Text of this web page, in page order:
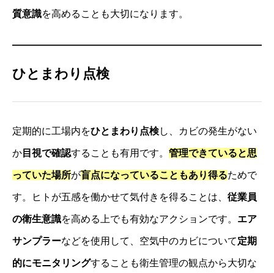
質意識を高めることも大切になります。
ひとまわり点検
定期的に工場内をひとまわり点検し、カビの発生がない
か 目視で確認することも有用です。 管理できていると思
っていた場所が盲点になっていることもあり得るためで
す。ヒトが五感を働かせて気付きを得ることは、 従業員
の衛生意識を高める上でも有効なアクションです。 エア
サンプラーなどを使用して、空気中のカビについて定期
的にモニタリングすることも衛生管理の観点から大切な